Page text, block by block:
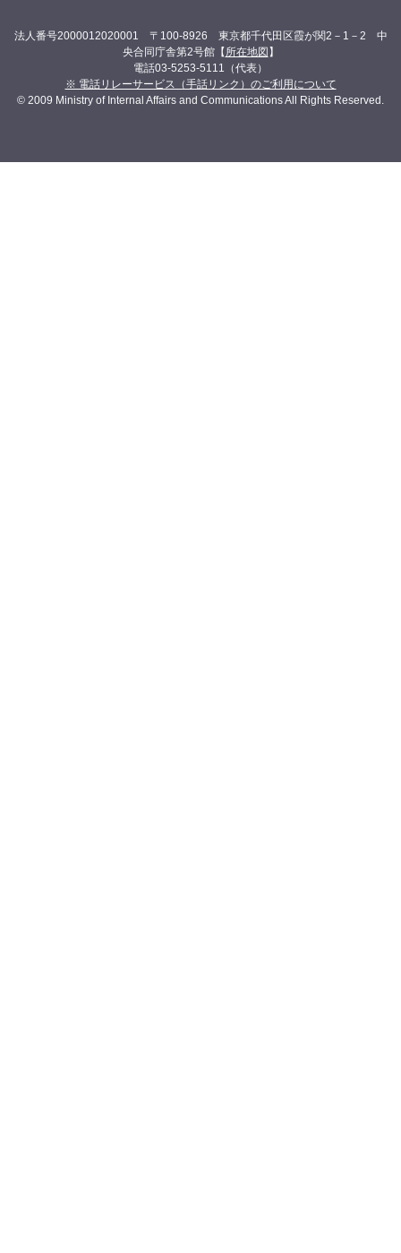
法人番号2000012020001 〒100-8926 東京都千代田区霞が関2－1－2 中
央合同庁舎第2号館【 所在地図 】
電話03-5253-5111（代表）
※ 電話リレーサービス（手話リンク）のご利用について
© 2009 Ministry of Internal Affairs and Communications All Rights Reserved.